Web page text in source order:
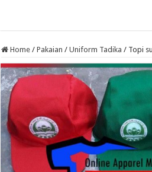
Home / Pakaian / Uniform Tadika / Topi